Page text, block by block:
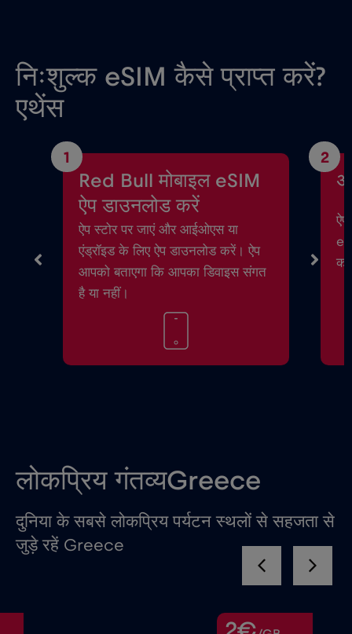
निःशुल्क eSIM कैसे प्राप्त करें?
एथेंस
1
Red Bull मोबाइल eSIM
ऐप डाउनलोड करें
ऐप स्टोर पर जाएं और आईओएस या
एंड्रॉइड के लिए ऐप डाउनलोड करें। ऐप
आपको बताएगा कि आपका डिवाइस संगत
है या नहीं।
2
लोकप्रिय गंतव्यGreece
दुनिया के सबसे लोकप्रिय पर्यटन स्थलों से सहजता से
जुड़े रहें Greece